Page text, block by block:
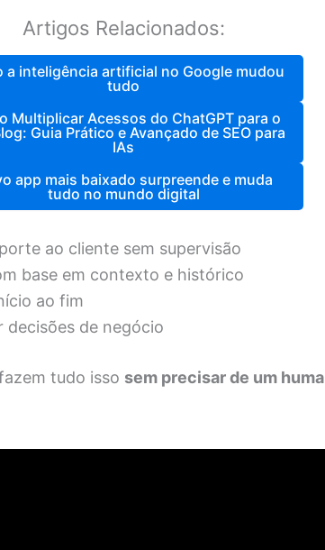
Artigos Relacionados:
a inteligência artificial no Google mudou
tudo
Multiplicar Acessos do ChatGPT para o
Guia Prático e Avançado de SEO para
IAs
app mais baixado surpreende e muda
tudo no mundo digital
ao cliente sem supervisão
base em contexto e histórico
ao fim
decisões de negócio
tudo isso sem precisar de um